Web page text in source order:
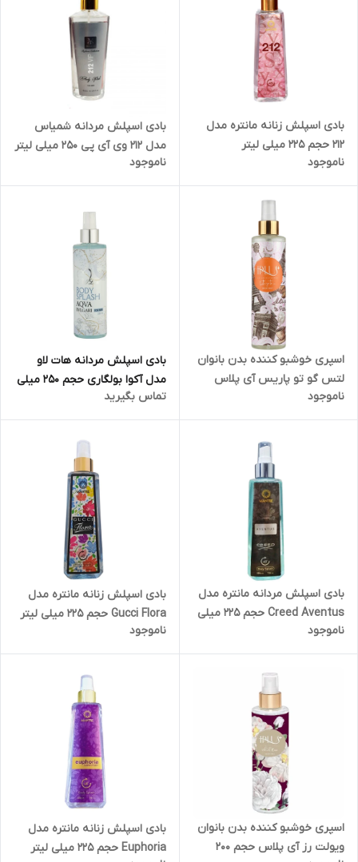
بادی اسپلش زنانه مانتره مدل
212 حجم 225 میلی لیتر
ناموجود
بادی اسپلش مردانه شمیاس
مدل 212 وی آی پی 250 میلی لیتر
ناموجود
اسپری خوشبو کننده بدن بانوان
لتس گو تو پاریس آی پلاس
حجم ۲۰۰ میلی لیتر
ناموجود
بادی اسپلش مردانه هات لاو
مدل آکوا بولگاری حجم 250 میلی
لیتر
تماس بگیرید
بادی اسپلش مردانه مانتره مدل
Creed Aventus حجم 225 میلی
لیتر
ناموجود
بادی اسپلش زنانه مانتره مدل
Gucci Flora حجم 225 میلی لیتر
ناموجود
اسپری خوشبو کننده بدن بانوان
ویولت رز آی پلاس حجم ۲۰۰
بادی اسپلش زنانه مانتره مدل
Euphoria حجم 225 میلی لیتر